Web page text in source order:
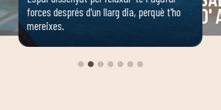
forces després d'un llarg dia, perquè t'ho
mereixes.
D'